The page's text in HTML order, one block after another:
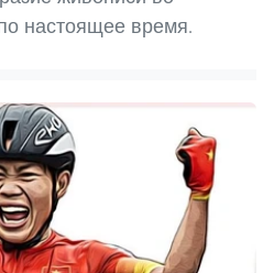
настоящее время.